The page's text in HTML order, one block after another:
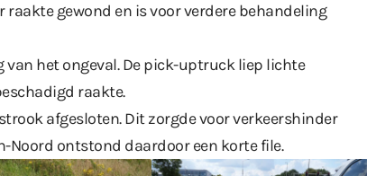
gewond en is voor verdere behandeling
het ongeval. De pick-uptruck liep lichte
raakte.
afgesloten. Dit zorgde voor verkeershinder
Noord ontstond daardoor een korte file.